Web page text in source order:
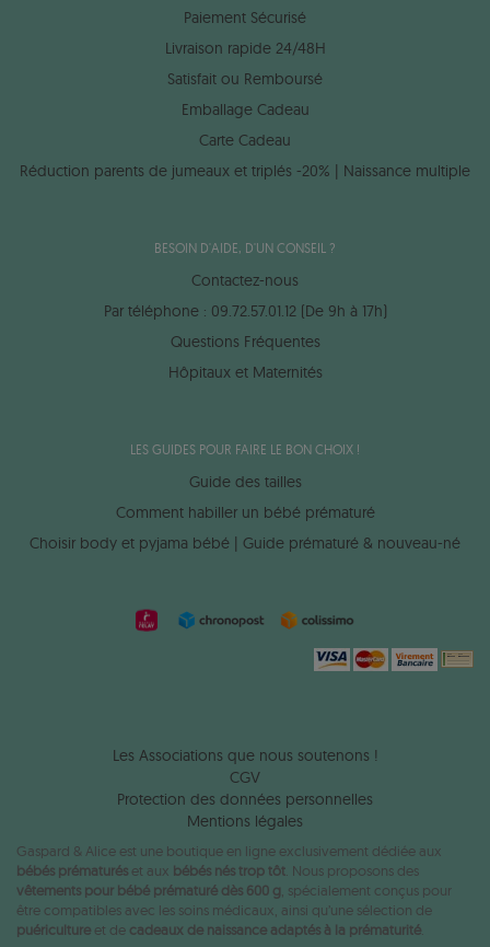
Paiement Sécurisé
Livraison rapide 24/48H
Satisfait ou Remboursé
Emballage Cadeau
Carte Cadeau
Réduction parents de jumeaux et triplés -20% | Naissance multiple
BESOIN D'AIDE, D'UN CONSEIL ?
Contactez-nous
Par téléphone : 09.72.57.01.12 (De 9h à 17h)
Questions Fréquentes
Hôpitaux et Maternités
LES GUIDES POUR FAIRE LE BON CHOIX !
Guide des tailles
Comment habiller un bébé prématuré
Choisir body et pyjama bébé | Guide prématuré & nouveau-né
Les Associations que nous soutenons !
CGV
Protection des données personnelles
Mentions légales
Gaspard & Alice est une boutique en ligne exclusivement dédiée aux
bébés prématurés et aux bébés nés trop tôt . Nous proposons des
vêtements pour bébé prématuré dès 600 g , spécialement conçus pour
être compatibles avec les soins médicaux, ainsi qu’une sélection de
puériculture et de cadeaux de naissance adaptés à la prématurité